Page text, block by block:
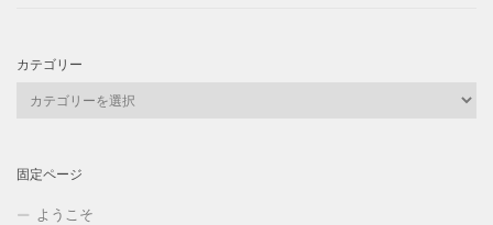
カテゴリー
ー
固定ページ
ようこそ